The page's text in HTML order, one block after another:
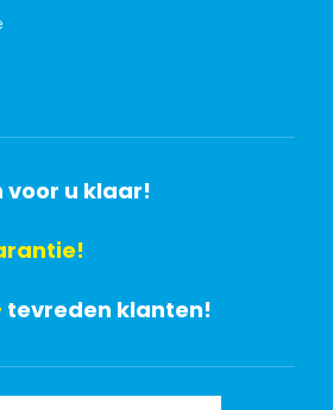
voor u klaar!
tevreden klanten!